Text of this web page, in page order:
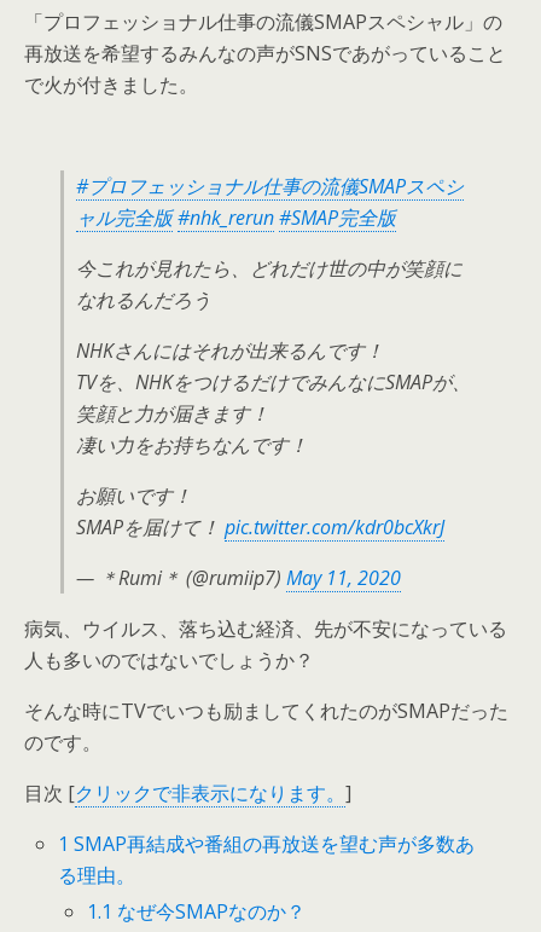
「プロフェッショナル仕事の流儀SMAPスペシャル」の
再放送を希望するみんなの声がSNSであがっていること
で火が付きました。
#プロフェッショナル仕事の流儀SMAPスペシ
ャル完全版#nhk_rerun#SMAP完全版
今これが見れたら、どれだけ世の中が笑顔に
なれるんだろう
NHKさんにはそれが出来るんです！
TVを、NHKをつけるだけでみんなにSMAPが、
笑顔と力が届きます！
凄い力をお持ちなんです！
お願いです！
SMAPを届けて！ pic.twitter.com/kdr0bcXkrJ
— ＊Rumi＊ (@rumiip7) May 11, 2020
病気、ウイルス、落ち込む経済、先が不安になっている
人も多いのではないでしょうか？
そんな時にTVでいつも励ましてくれたのがSMAPだった
のです。
目次 [クリックで非表示になります。 ]
1 SMAP再結成や番組の再放送を望む声が多数あ
る理由。
1.1 なぜ今SMAPなのか？